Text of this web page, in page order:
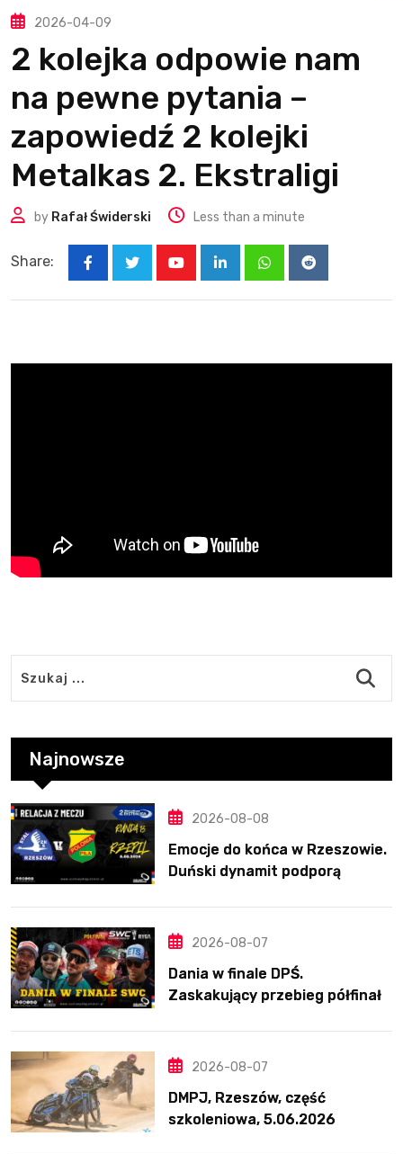
2026-04-09
2 kolejka odpowie nam
na pewne pytania –
zapowiedź 2 kolejki
Metalkas 2. Ekstraligi
by Rafał Świderski Less than a minute
Share:
LinkedInWhatsappReddit
Najnowsze
2026-08-08
Emocje do końca w Rzeszowie.
Duński dynamit podporą
2026-08-07
Dania w finale DPŚ.
Zaskakujący przebieg półfinału
2026-08-07
DMPJ, Rzeszów, część
szkoleniowa, 5.06.2026